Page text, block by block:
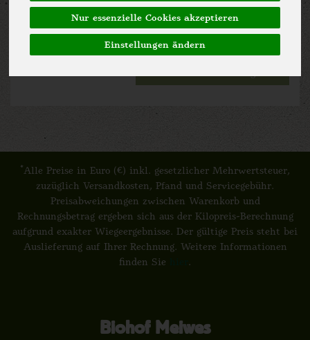
Nur essenzielle Cookies akzeptieren
Einstellungen ändern
E-Mail / Benutzername
*Alle Preise in Euro (€) inkl. gesetzlicher Mehrwertsteuer,
zuzüglich Versandkosten, Pfand und Servicegebühr.
Preisabweichungen zwischen Warenkorb und
Rechnungsbetrag ergeben sich aus der Kilopreis-Berechnung
aufgrund exakter Wiegeergebnisse. Der gültige Preis steht bei
Auslieferung auf Ihrer Rechnung. Weitere Informationen
finden Sie
.
Biohof Meiwes